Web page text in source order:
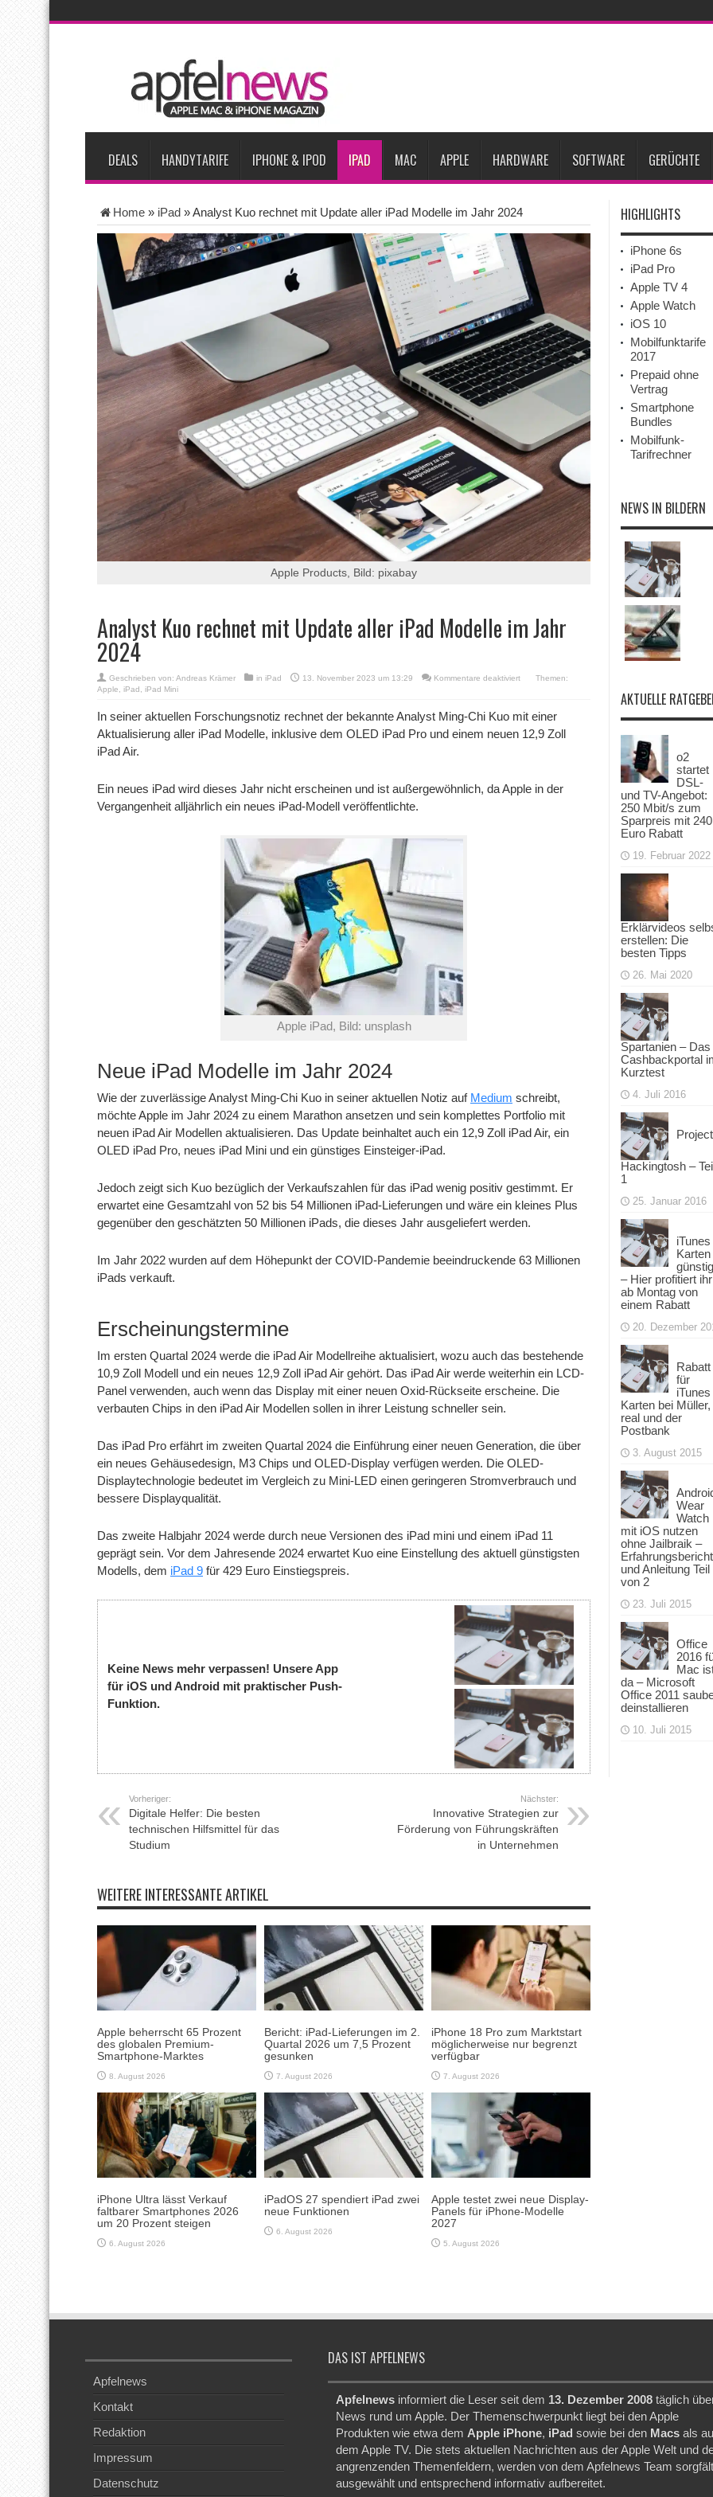
Apple beherrscht 65 Prozent des globalen Premium-Smartphone-Marktes
iPhone 18 Pro zum Marktstart möglicherweise nur begrenzt verfügbar
iPhone Ultra lässt Verkauf faltbarer Smartphones 2026 um 20 Prozent steigen
iPhone 18 Pro: Diese 3 großen Upgrades bringt das Top-Modell Apples Smartbrille könnte das nächste große Gesundheits-Gadget werden
DEALS HANDYTARIFE IPHONE & IPOD IPAD MAC APPLE HARDWARE SOFTWARE GERÜCHTE
Home » iPad »Analyst Kuo rechnet mit Update aller iPad Modelle im Jahr 2024
Apple Products, Bild: pixabay
Analyst Kuo rechnet mit Update aller iPad Modelle im Jahr
2024
Geschrieben von: Andreas Krämer in iPad 13. November 2023 um 13:29 Kommentare deaktiviertfür
rechnet
mit
Update
Jahr
Themen:
Apple
iPad iPad Mini
In seiner aktuellen Forschungsnotiz rechnet der bekannte Analyst Ming-Chi Kuo mit einer
Aktualisierung aller iPad Modelle, inklusive dem OLED iPad Pro und einem neuen 12,9 Zoll
iPad Air.
Ein neues iPad wird dieses Jahr nicht erscheinen und ist außergewöhnlich, da Apple in der
Vergangenheit alljährlich ein neues iPad-Modell veröffentlichte.
Apple iPad, Bild: unsplash
Neue iPad Modelle im Jahr 2024
Wie der zuverlässige Analyst Ming-Chi Kuo in seiner aktuellen Notiz auf Medium schreibt,
möchte Apple im Jahr 2024 zu einem Marathon ansetzen und sein komplettes Portfolio mit
neuen iPad Air Modellen aktualisieren. Das Update beinhaltet auch ein 12,9 Zoll iPad Air, ein
OLED iPad Pro, neues iPad Mini und ein günstiges Einsteiger-iPad.
Jedoch zeigt sich Kuo bezüglich der Verkaufszahlen für das iPad wenig positiv gestimmt. Er
erwartet eine Gesamtzahl von 52 bis 54 Millionen iPad-Lieferungen und wäre ein kleines Plus
gegenüber den geschätzten 50 Millionen iPads, die dieses Jahr ausgeliefert werden.
Im Jahr 2022 wurden auf dem Höhepunkt der COVID-Pandemie beeindruckende 63 Millionen
iPads verkauft.
Erscheinungstermine
Im ersten Quartal 2024 werde die iPad Air Modellreihe aktualisiert, wozu auch das bestehende
10,9 Zoll Modell und ein neues 12,9 Zoll iPad Air gehört. Das iPad Air werde weiterhin ein LCD-
Panel verwenden, auch wenn das Display mit einer neuen Oxid-Rückseite erscheine. Die
verbauten Chips in den iPad Air Modellen sollen in ihrer Leistung schneller sein.
Das iPad Pro erfährt im zweiten Quartal 2024 die Einführung einer neuen Generation, die über
ein neues Gehäusedesign, M3 Chips und OLED-Display verfügen werden. Die OLED-
Displaytechnologie bedeutet im Vergleich zu Mini-LED einen geringeren Stromverbrauch und
bessere Displayqualität.
Das zweite Halbjahr 2024 werde durch neue Versionen des iPad mini und einem iPad 11
geprägt sein. Vor dem Jahresende 2024 erwartet Kuo eine Einstellung des aktuell günstigsten
Modells, dem iPad 9 für 429 Euro Einstiegspreis.
Keine News mehr verpassen! Unsere App
für iOS und Android mit praktischer Push-
Funktion.
Vorheriger:
Digitale Helfer: Die besten
technischen Hilfsmittel für das
Studium
Nächster:
Innovative Strategien zur
Förderung von Führungskräften
in Unternehmen
WEITERE INTERESSANTE ARTIKEL
Apple beherrscht 65 Prozent
des globalen Premium-
Smartphone-Marktes
8. August 2026
Bericht: iPad-Lieferungen im 2.
Quartal 2026 um 7,5 Prozent
gesunken
7. August 2026
iPhone 18 Pro zum Marktstart
möglicherweise nur begrenzt
verfügbar
7. August 2026
iPhone Ultra lässt Verkauf
faltbarer Smartphones 2026
um 20 Prozent steigen
6. August 2026
iPadOS 27 spendiert iPad zwei
neue Funktionen
6. August 2026
Apple testet zwei neue Display-
Panels für iPhone-Modelle
2027
5. August 2026
HIGHLIGHTS
iPhone 6s
iPad Pro
Apple TV 4
Apple Watch
iOS 10
Mobilfunktarife
2017
Prepaid ohne
Vertrag
Smartphone
Bundles
Mobilfunk-
Tarifrechner
NEWS IN BILDERN
AKTUELLE
o2
startet
DSL-
und TV-Angebot:
250 Mbit/s zum
Sparpreis mit 240
Euro Rabatt
19. Februar 2022
Erklärvideos
erstellen: Die
besten Tipps
26. Mai 2020
Spartanien – Das
Cashbackportal
Kurztest
4. Juli 2016
Project
Hackingtosh –
1
25. Januar 2016
iTunes
Karten
– Hier profitiert ihr
ab Montag von
einem Rabatt
20. Dezember
Rabatt
für
iTunes
Karten bei Müller,
real und der
Postbank
3. August 2015
Wear
Watch
mit iOS nutzen
ohne Jailbraik –
Erfahrungsbericht
und Anleitung Teil
von 2
23. Juli 2015
Office
2016
Mac
da – Microsoft
Office 2011
deinstallieren
10. Juli 2015
Apfelnews
Kontakt
Redaktion
Impressum
Datenschutz
DAS IST APFELNEWS
Apfelnews informiert die Leser seit dem 13. Dezember 2008 täglich
News rund um Apple. Der Themenschwerpunkt liegt bei den Apple
Produkten wie etwa dem Apple iPhone, iPad sowie bei den Macs als
dem Apple TV. Die stets aktuellen Nachrichten aus der Apple Welt und
angrenzenden Themenfeldern, werden von dem Apfelnews Team
ausgewählt und entsprechend informativ aufbereitet.